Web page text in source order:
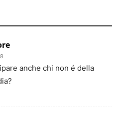
anche chi non é della